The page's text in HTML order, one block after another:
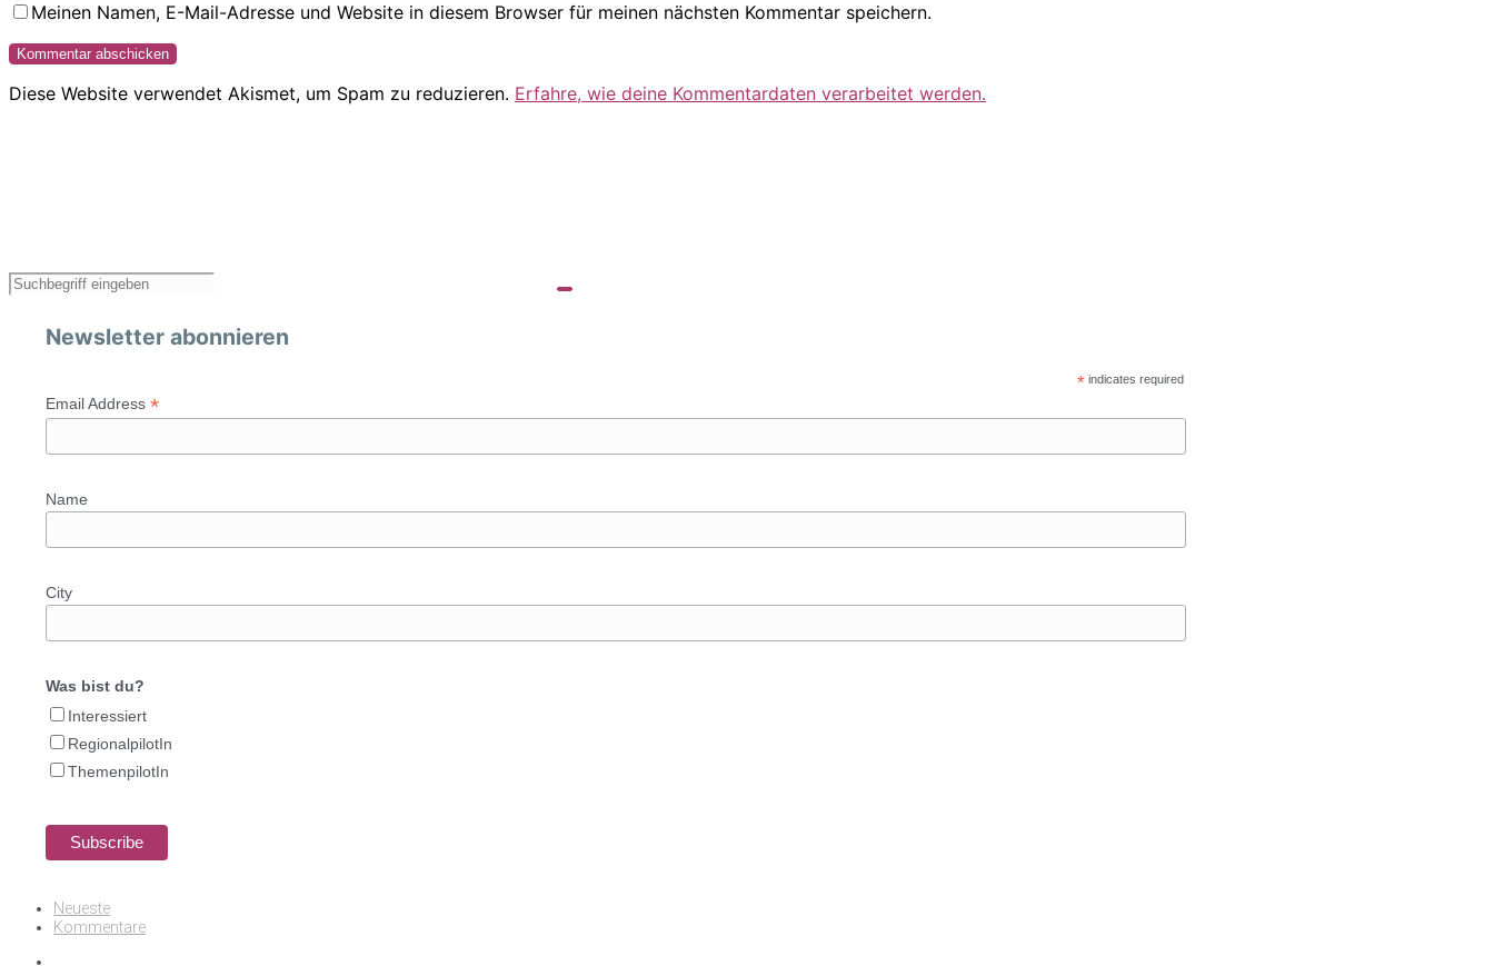
Meinen Namen, E-Mail-Adresse und Website in diesem Browser für meinen nächsten Kommentar speichern.
Diese Website verwendet Akismet, um Spam zu reduzieren. Erfahre, wie deine Kommentardaten verarbeitet werden.
Newsletter abonnieren
* indicates required
Email Address *
Name
City
Was bist du?
Interessiert
RegionalpilotIn
ThemenpilotIn
Neueste
Kommentare